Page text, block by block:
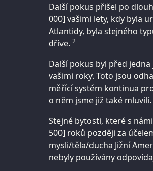
Další pokus přišel po
000] vašimi lety, kdy byla
Atlantidy, byla stejného
dříve. 2
Další pokus byl před
vašimi roky. Toto jsou
měřící systém kontinua
o něm jsme již také mluvili.
Stejné bytosti, které s
500] roků později za
mysli/těla/ducha Jižní
nebyly používány